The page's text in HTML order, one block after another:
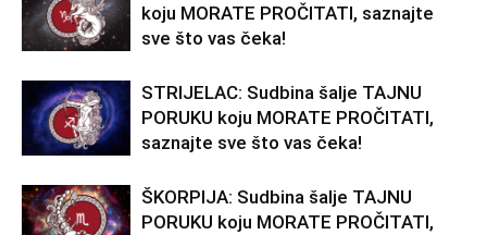
koju MORATE PROČITATI, saznajte
sve što vas čeka!
STRIJELAC: Sudbina šalje TAJNU
PORUKU koju MORATE PROČITATI,
saznajte sve što vas čeka!
ŠKORPIJA: Sudbina šalje TAJNU
PORUKU koju MORATE PROČITATI,